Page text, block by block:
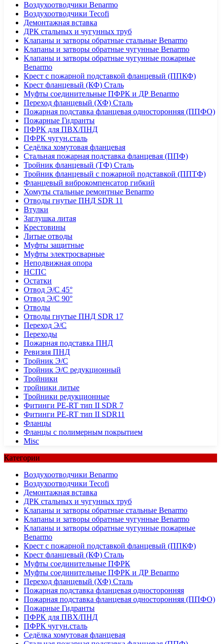
Воздухоотводчики Benarmo
Воздухоотводчики Tecofi
Демонтажная вставка
ДРК стальных и чугунных труб
Клапаны и затворы обратные стальные Benarmo
Клапаны и затворы обратные чугунные Benarmo
Клапаны и затворы обратные чугунные пожарные
Benarmo
Крест с пожарной подставкой фланцевый (ППКФ)
Крест фланцевый (КФ) Сталь
Муфты соединительные ПФРК и ДР Benarmo
Переход фланцевый (ХФ) Сталь
Пожарная подставка фланцевая односторонняя (ППФО)
Пожарные Гидранты
ПФРК для ПВХ/ПНД
ПФРК чугун.сталь
Седёлка хомутовая фланцевая
Стальная пожарная подставка фланцевая (ППФ)
Тройник фланцевый (ТФ) Сталь
Тройник фланцевый с пожарной подставкой (ППТФ)
Фланцевый виброкомпенсатор гибкий
Хомуты стальные ремонтные Benarmo
Отводы гнутые ПНД SDR 11
Втулки
Заглушка литая
Крестовины
Литые отводы
Муфты защитные
Муфты электросварные
Неподвижная опора
НСПС
Остатки
Отвод Э/С 45°
Отвод Э/С 90°
Отводы
Отводы гнутые ПНД SDR 17
Переход Э/С
Переходы
Пожарная подставка ПНД
Ревизия ПНД
Тройник Э/С
Тройник Э/С редукционный
Тройники
тройники литые
Тройники редукционные
Фитинги PE-RT тип II SDR 7
Фитинги PE-RT тип II SDR11
Фланцы
Фланцы с полимерным покрытием
Misc
Категории
Воздухоотводчики Benarmo
Воздухоотводчики Tecofi
Демонтажная вставка
ДРК стальных и чугунных труб
Клапаны и затворы обратные стальные Benarmo
Клапаны и затворы обратные чугунные Benarmo
Клапаны и затворы обратные чугунные пожарные
Benarmo
Крест с пожарной подставкой фланцевый (ППКФ)
Крест фланцевый (КФ) Сталь
Муфты соединительные ПФРК
Муфты соединительные ПФРК и ДР Benarmo
Переход фланцевый (ХФ) Сталь
Пожарная подставка фланцевая односторонняя
Пожарная подставка фланцевая односторонняя (ППФО)
Пожарные Гидранты
ПФРК для ПВХ/ПНД
ПФРК чугун.сталь
Седёлка хомутовая фланцевая